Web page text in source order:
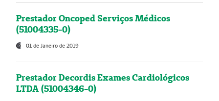
Prestador Oncoped Serviços Médicos
(51004335-0)
01 de Janeiro de 2019
Prestador Decordis Exames Cardiológicos
LTDA (51004346-0)